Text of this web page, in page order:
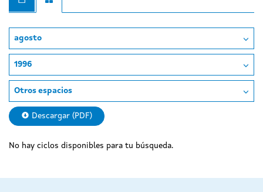
agosto
1996
Otros espacios
Descargar (PDF)
No hay ciclos disponibles para tu búsqueda.